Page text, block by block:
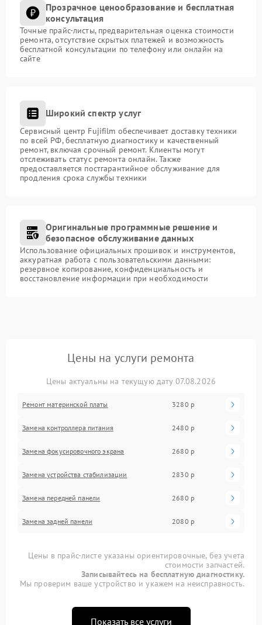
Прозрачное ценообразование и бесплатная
консультация
Точные прайс-листы, предварительная оценка стоимости
ремонта, отсутствие скрытых платежей и возможность
бесплатной консультации по телефону или онлайн на
сайте
Широкий спектр услуг
Сервисный центр Fujifilm обеспечивает доставку техники
по всей РФ, бесплатную диагностику и качественный
ремонт, включая срочный ремонт. Клиенты могут
отслеживать статус ремонта онлайн. Также
предоставляется постгарантийное обслуживание для
продления срока службы техники
Оригинальные программные решение и
безопасное обслуживание данных
Использование официальных прошивок и инструментов,
аккуратная работа с пользовательскими данными:
резервное копирование, конфиденциальность и
восстановление информации при необходимости
Цены на услуги ремонта
Цены актуальны на текущую дату 07.08.2026
Ремонт материнской платы 3280 р
Замена контроллера питания 2480 р
Замена фокусировочного экрана 2680 р
Замена устройства стабилизации 2830 р
Замена передней панели 2680 р
Замена задней панели 2080 р
Цены в прайс-листе указаны ориентировочные, без учета
стоимости запчастей.
Записывайтесь на бесплатную диагностику.
Мы проверим ваше устройство и укажем на неисправность.
Показать все услуги